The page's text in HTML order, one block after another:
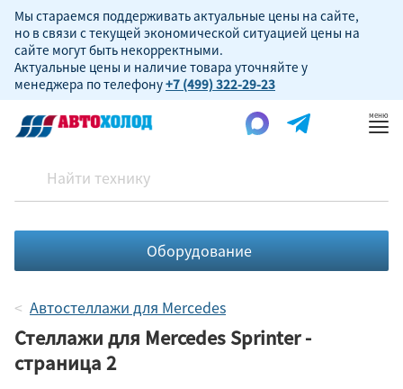
Мы стараемся поддерживать актуальные цены на сайте,
но в связи с текущей экономической ситуацией цены на
сайте могут быть некорректными.
Актуальные цены и наличие товара уточняйте у
менеджера по телефону+7 (499) 322-29-23
Оборудование
Автостеллажи для Mercedes
Стеллажи для Mercedes Sprinter -
страница 2